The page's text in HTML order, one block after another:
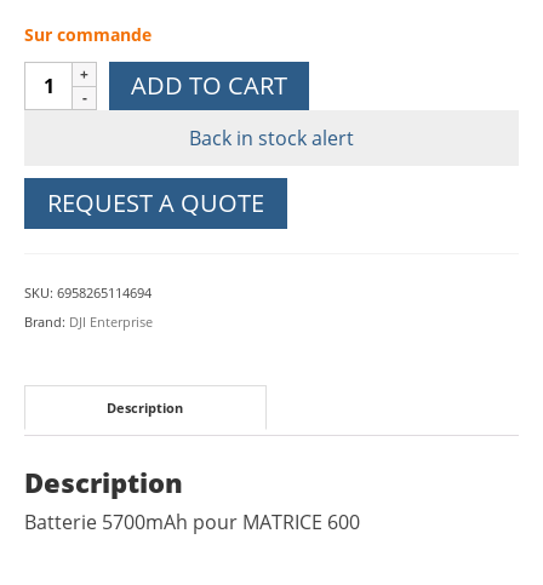
Sur commande
Batterie
DJI
ADD TO CART
Back in stock alert
REQUEST A QUOTE
SKU: 6958265114694
Brand: DJI Enterprise
Description
Description
Batterie 5700mAh pour MATRICE 600